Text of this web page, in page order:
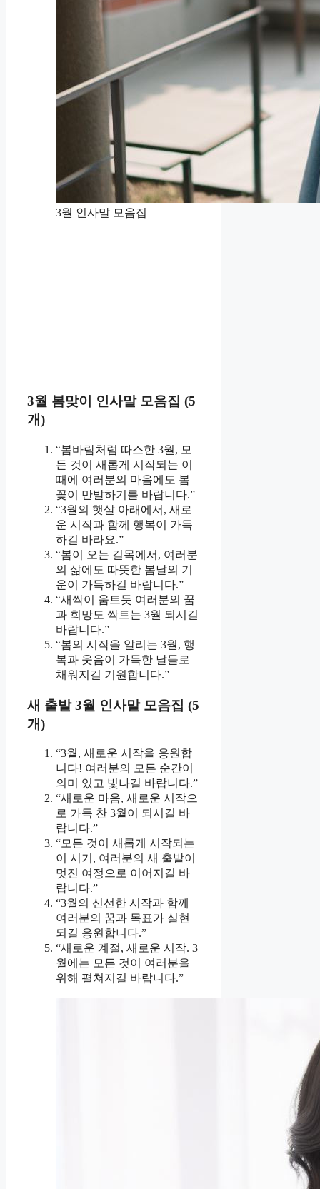
3월 인사말 모음집
3월 봄맞이 인사말 모음집 (5
개)
“봄바람처럼 따스한 3월, 모
든 것이 새롭게 시작되는 이
때에 여러분의 마음에도 봄
꽃이 만발하기를 바랍니다.”
“3월의 햇살 아래에서, 새로
운 시작과 함께 행복이 가득
하길 바라요.”
“봄이 오는 길목에서, 여러분
의 삶에도 따뜻한 봄날의 기
운이 가득하길 바랍니다.”
“새싹이 움트듯 여러분의 꿈
과 희망도 싹트는 3월 되시길
바랍니다.”
“봄의 시작을 알리는 3월, 행
복과 웃음이 가득한 날들로
채워지길 기원합니다.”
새 출발 3월 인사말 모음집 (5
개)
“3월, 새로운 시작을 응원합
니다! 여러분의 모든 순간이
의미 있고 빛나길 바랍니다.”
“새로운 마음, 새로운 시작으
로 가득 찬 3월이 되시길 바
랍니다.”
“모든 것이 새롭게 시작되는
이 시기, 여러분의 새 출발이
멋진 여정으로 이어지길 바
랍니다.”
“3월의 신선한 시작과 함께
여러분의 꿈과 목표가 실현
되길 응원합니다.”
“새로운 계절, 새로운 시작. 3
월에는 모든 것이 여러분을
위해 펼쳐지길 바랍니다.”